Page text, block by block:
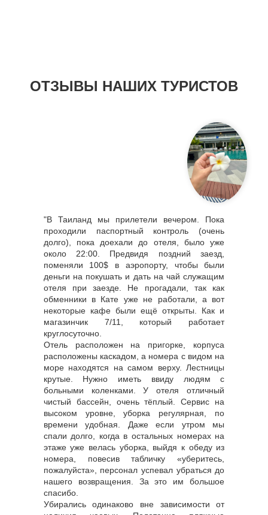
ОТЗЫВЫ НАШИХ ТУРИСТОВ
"В Таиланд мы прилетели вечером. Пока
проходили паспортный контроль (очень
долго), пока доехали до отеля, было уже
около 22:00. Предвидя поздний заезд,
поменяли 100$ в аэропорту, чтобы были
деньги на покушать и дать на чай служащим
отеля при заезде. Не прогадали, так как
обменники в Кате уже не работали, а вот
некоторые кафе были ещё открыты. Как и
магазинчик 7/11, который работает
круглосуточно.
Отель расположен на пригорке, корпуса
расположены каскадом, а номера с видом на
море находятся на самом верху. Лестницы
крутые. Нужно иметь ввиду людям с
больными коленками. У отеля отличный
чистый бассейн, очень тёплый. Сервис на
высоком уровне, уборка регулярная, по
времени удобная. Даже если утром мы
спали долго, когда в остальных номерах на
этаже уже велась уборка, выйдя к обеду из
номера, повесив табличку «уберитесь,
пожалуйста», персонал успевал убраться до
нашего возвращения. За это им большое
спасибо.
Убирались одинаково вне зависимости от